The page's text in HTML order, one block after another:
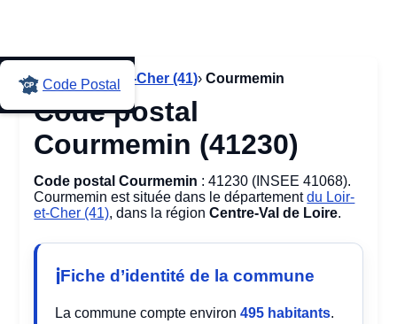
Code Postal
Accueil › Loir-et-Cher (41)› Courmemin
Code postal
Courmemin (41230)
Code postal Courmemin : 41230 (INSEE 41068).
Courmemin est située dans le départementdu Loir-
et-Cher (41), dans la régionCentre-Val de Loire.
Fiche d’identité de la commune
La commune compte environ495 habitants.